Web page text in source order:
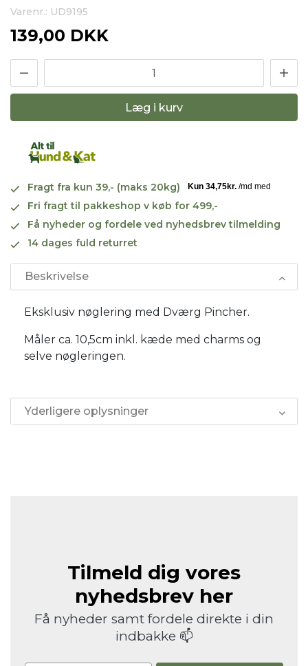
Varenr.: UD9195
139,00 DKK
Læg i kurv
Fragt fra kun 39,- (maks 20kg)
Fri fragt til pakkeshop v køb for 499,-
Få nyheder og fordele ved nyhedsbrev tilmelding
14 dages fuld returret
Beskrivelse
Eksklusiv nøglering med Dværg Pincher.
Måler ca. 10,5cm inkl. kæde med charms og
selve nøgleringen.
Yderligere oplysninger
Tilmeld dig vores
nyhedsbrev her
Få nyheder samt fordele direkte i din
indbakke 📫